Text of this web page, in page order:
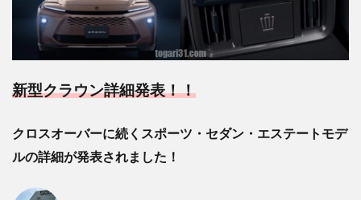
新型クラウン詳細発表！！
クロスオーバーに続くスポーツ・セダン・エステートモデ
ルの詳細が発表されました！